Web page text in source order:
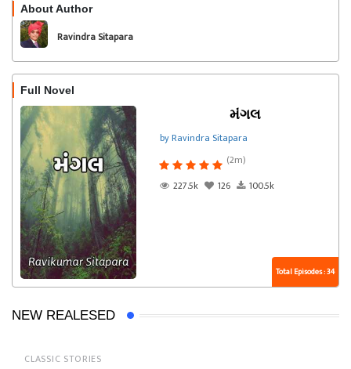
About Author
Ravindra Sitapara
Full Novel
મંગલ
by Ravindra Sitapara
(2m)
227.5k
126 100.5k
Total Episodes : 34
NEW REALESED
CLASSIC STORIES